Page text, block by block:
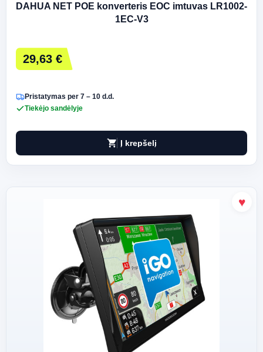
DAHUA NET POE konverteris EOC imtuvas LR1002-
1EC-V3
29,63 €
Pristatymas per 7 – 10 d.d.
Tiekėjo sandėlyje
shopping_cart Į krepšelį